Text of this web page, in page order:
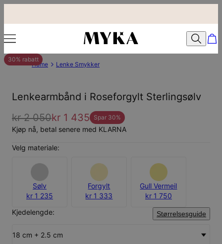
30% rabatt
Home Lenke Smykker
Lenkearmbånd i Roseforgylt Sterlingsølv
kr 2 050kr 1 435 Spar 30%
Kjøp nå, betal senere med KLARNA
Velg materiale:
Sølv
kr 1 235
Forgylt
kr 1 333
Gull Vermeil
kr 1 750
Kjedelengde:
Størrelsesguide
18 cm + 2.5 cm